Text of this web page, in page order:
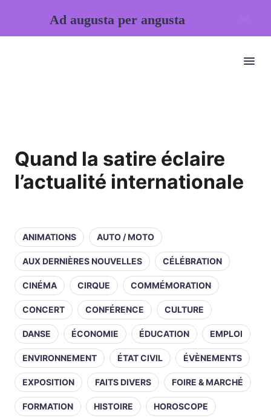
Quand la satire éclaire
l’actualité internationale
ANIMATIONS AUTO / MOTO
AUX DERNIÈRES NOUVELLES CÉLÉBRATION
CINÉMA CIRQUE COMMÉMORATION
CONCERT CONFÉRENCE CULTURE
DANSE ÉCONOMIE ÉDUCATION EMPLOI
ENVIRONNEMENT ÉTAT CIVIL ÉVÈNEMENTS
EXPOSITION FAITS DIVERS FOIRE & MARCHÉ
FORMATION HISTOIRE HOROSCOPE
Ad augusta per angusta